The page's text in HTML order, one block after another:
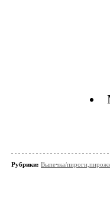
Рубрики: Выпечка/